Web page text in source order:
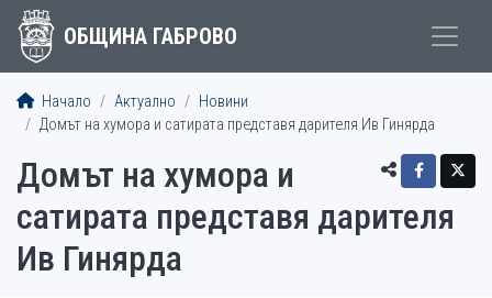
ОБЩИНА ГАБРОВО
Начало Актуално
Новини
Домът на хумора и сатирата представя дарителя Ив Гинярда
Домът на хумора и
сатирата представя дарителя
Ив Гинярда